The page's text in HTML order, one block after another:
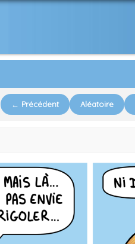
← Précédent Aléatoire